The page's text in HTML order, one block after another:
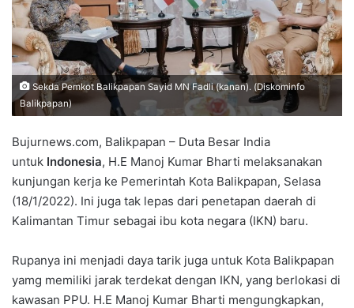
Sekda Pemkot Balikpapan Sayid MN Fadli (kanan). (Diskominfo
Balikpapan)
Bujurnews.com, Balikpapan – Duta Besar India
untuk Indonesia, H.E Manoj Kumar Bharti melaksanakan
kunjungan kerja ke Pemerintah Kota Balikpapan, Selasa
(18/1/2022). Ini juga tak lepas dari penetapan daerah di
Kalimantan Timur sebagai ibu kota negara (IKN) baru.
Rupanya ini menjadi daya tarik juga untuk Kota Balikpapan
yamg memiliki jarak terdekat dengan IKN, yang berlokasi di
kawasan PPU. H.E Manoj Kumar Bharti mengungkapkan,